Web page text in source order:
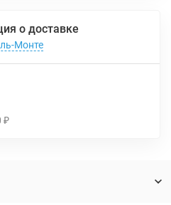
о доставке
Монте
₽